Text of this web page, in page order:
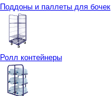
Поддоны и паллеты для бочек
Ролл контейнеры